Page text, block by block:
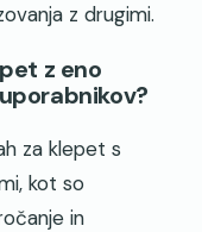
z drugimi.
z eno
za klepet s
kot so
in